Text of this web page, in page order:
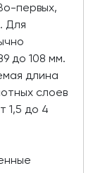
первых,
Для
до 108 мм.
длина
слоев
1,5 до 4